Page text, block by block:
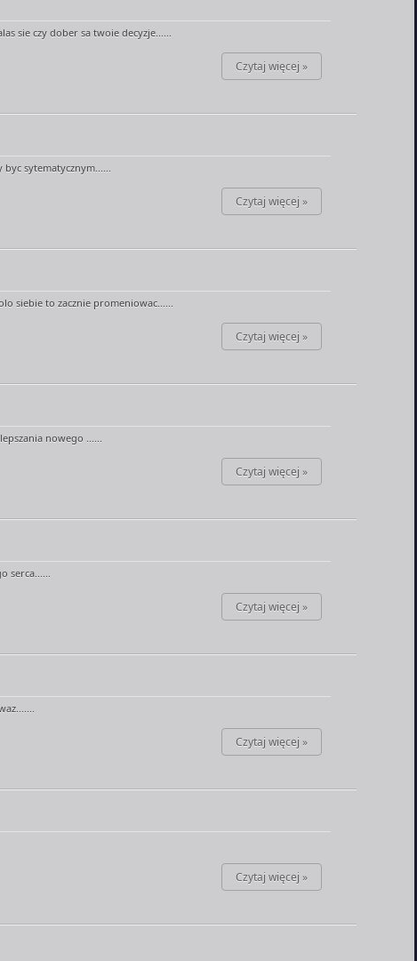
sie czy dober sa twoie decyzje......
Czytaj więcej »
byc sytematycznym......
Czytaj więcej »
siebie to zacznie promeniowac......
Czytaj więcej »
nowego ......
Czytaj więcej »
serca......
Czytaj więcej »
Czytaj więcej »
Czytaj więcej »